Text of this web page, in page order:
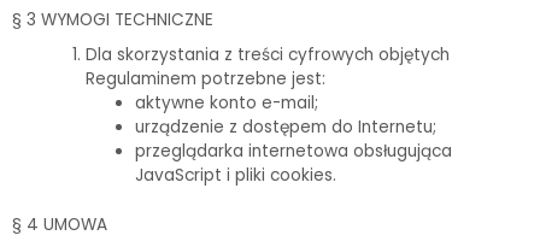
§ 3 WYMOGI TECHNICZNE
Dla skorzystania z treści cyfrowych objętych
Regulaminem potrzebne jest:
aktywne konto e-mail;
urządzenie z dostępem do Internetu;
przeglądarka internetowa obsługująca
JavaScript i pliki cookies.
§ 4 UMOWA